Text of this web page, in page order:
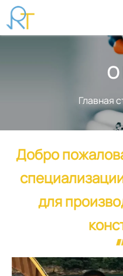
О
Главная
Добро
для